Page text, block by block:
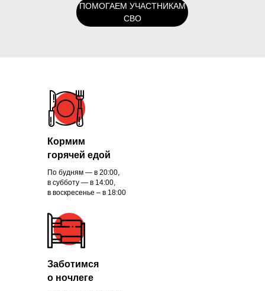
ПОМОГАЕМ УЧАСТНИКАМ
СВО
По будням — в 20:00,
в субботу — в 14:00,
в воскресенье – в 18:00
Кормим
горячей едой
Заботимся
о ночлеге